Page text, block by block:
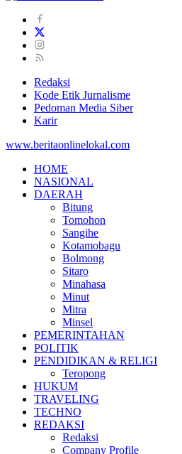
Redaksi
Kode Etik Jurnalisme
Pedoman Media Siber
Karir
www.beritaonlinelokal.com
HOME
NASIONAL
DAERAH
Bitung
Tomohon
Sangihe
Kotamobagu
Bolmong
Sitaro
Minahasa
Minut
Mitra
Minsel
PEMERINTAHAN
POLITIK
PENDIDIKAN & RELIGI
Teropong
HUKUM
TRAVELING
TECHNO
REDAKSI
Redaksi
Company Profile